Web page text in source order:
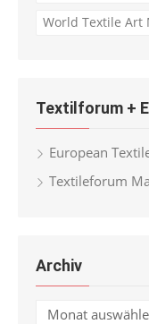
World Textile Art
Textilforum +
European
Textileforum
Archiv
Archiv